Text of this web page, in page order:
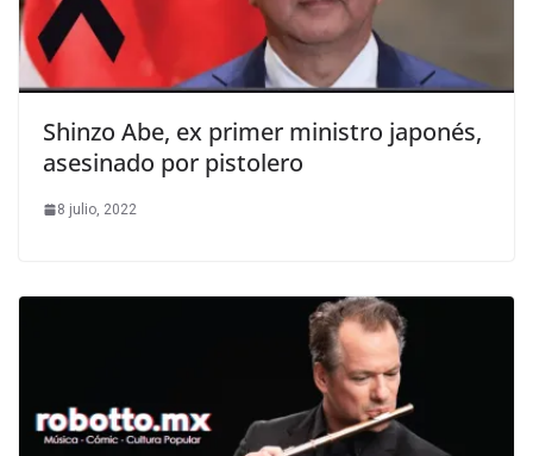
Shinzo Abe, ex primer ministro japonés,
asesinado por pistolero
8 julio, 2022